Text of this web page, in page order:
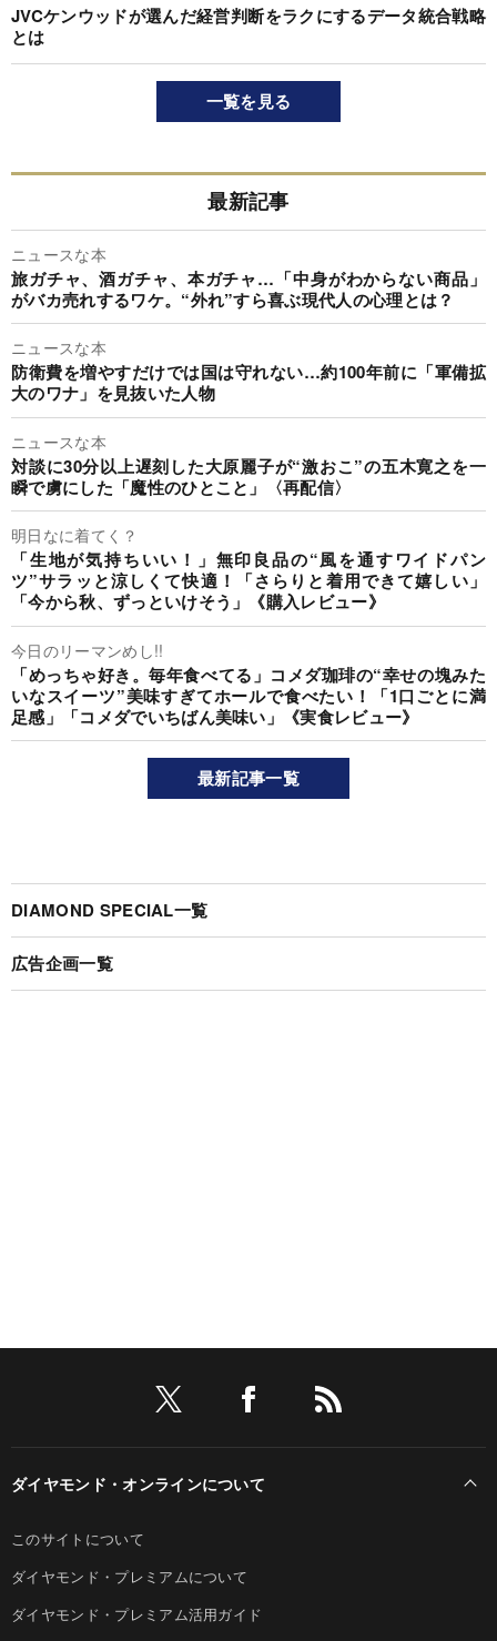
JVCケンウッドが選んだ経営判断をラクにするデータ統合戦略
とは
一覧を見る
最新記事
ニュースな本
旅ガチャ、酒ガチャ、本ガチャ…「中身がわからない商品」
がバカ売れするワケ。“外れ”すら喜ぶ現代人の心理とは？
ニュースな本
防衛費を増やすだけでは国は守れない…約100年前に「軍備拡
大のワナ」を見抜いた人物
ニュースな本
対談に30分以上遅刻した大原麗子が“激おこ”の五木寛之を一
瞬で虜にした「魔性のひとこと」〈再配信〉
明日なに着てく？
「生地が気持ちいい！」無印良品の“風を通すワイドパン
ツ”サラッと涼しくて快適！「さらりと着用できて嬉しい」
「今から秋、ずっといけそう」《購入レビュー》
今日のリーマンめし!!
「めっちゃ好き。毎年食べてる」コメダ珈琲の“幸せの塊みた
いなスイーツ”美味すぎてホールで食べたい！「1口ごとに満
足感」「コメダでいちばん美味い」《実食レビュー》
最新記事一覧
DIAMOND SPECIAL一覧
広告企画一覧
ダイヤモンド・オンラインについて
このサイトについて
ダイヤモンド・プレミアムについて
ダイヤモンド・プレミアム活用ガイド